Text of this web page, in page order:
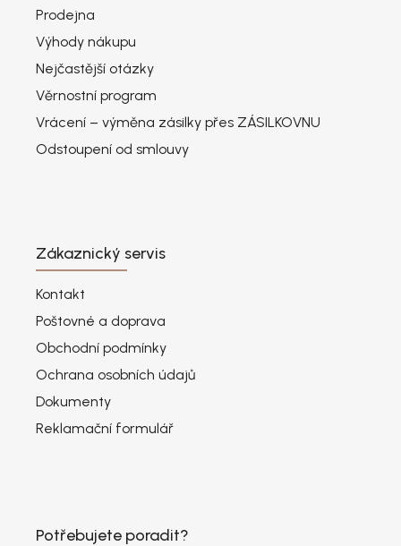
Prodejna
Výhody nákupu
Nejčastější otázky
Věrnostní program
Vrácení – výměna zásilky přes ZÁSILKOVNU
Odstoupení od smlouvy
Zákaznický servis
Kontakt
Poštovné a doprava
Obchodní podmínky
Ochrana osobních údajů
Dokumenty
Reklamační formulář
Potřebujete poradit?